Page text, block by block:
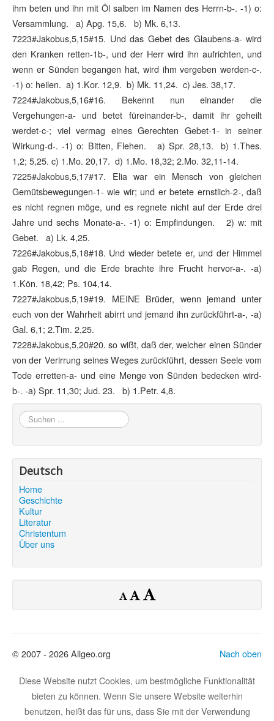
ihm beten und ihn mit Öl salben im Namen des Herrn-b-. -1) o:
Versammlung. a) Apg. 15,6. b) Mk. 6,13.
7223#Jakobus,5,15#15. Und das Gebet des Glaubens-a- wird
den Kranken retten-1b-, und der Herr wird ihn aufrichten, und
wenn er Sünden begangen hat, wird ihm vergeben werden-c-.
-1) o: heilen. a) 1.Kor. 12,9. b) Mk. 11,24. c) Jes. 38,17.
7224#Jakobus,5,16#16. Bekennt nun einander die
Vergehungen-a- und betet füreinander-b-, damit ihr geheilt
werdet-c-; viel vermag eines Gerechten Gebet-1- in seiner
Wirkung-d-. -1) o: Bitten, Flehen. a) Spr. 28,13. b) 1.Thes.
1,2; 5,25. c) 1.Mo. 20,17. d) 1.Mo. 18,32; 2.Mo. 32,11-14.
7225#Jakobus,5,17#17. Elia war ein Mensch von gleichen
Gemütsbewegungen-1- wie wir; und er betete ernstlich-2-, daß
es nicht regnen möge, und es regnete nicht auf der Erde drei
Jahre und sechs Monate-a-. -1) o: Empfindungen. 2) w: mit
Gebet. a) Lk. 4,25.
7226#Jakobus,5,18#18. Und wieder betete er, und der Himmel
gab Regen, und die Erde brachte ihre Frucht hervor-a-. -a)
1.Kön. 18,42; Ps. 104,14.
7227#Jakobus,5,19#19. MEINE Brüder, wenn jemand unter
euch von der Wahrheit abirrt und jemand ihn zurückführt-a-, -a)
Gal. 6,1; 2.Tim. 2,25.
7228#Jakobus,5,20#20. so wißt, daß der, welcher einen Sünder
von der Verirrung seines Weges zurückführt, dessen Seele vom
Tode erretten-a- und eine Menge von Sünden bedecken wird-
b-. -a) Spr. 11,30; Jud. 23. b) 1.Petr. 4,8.
Suchen
...
Deutsch
Home
Geschichte
Kultur
Literatur
Christentum
Über uns
Nach oben
© 2007 - 2026 Allgeo.org
Diese Website nutzt Cookies, um bestmögliche Funktionalität
bieten zu können. Wenn Sie unsere Website weiterhin
benutzen, heißt das für uns, dass Sie mit der Verwendung